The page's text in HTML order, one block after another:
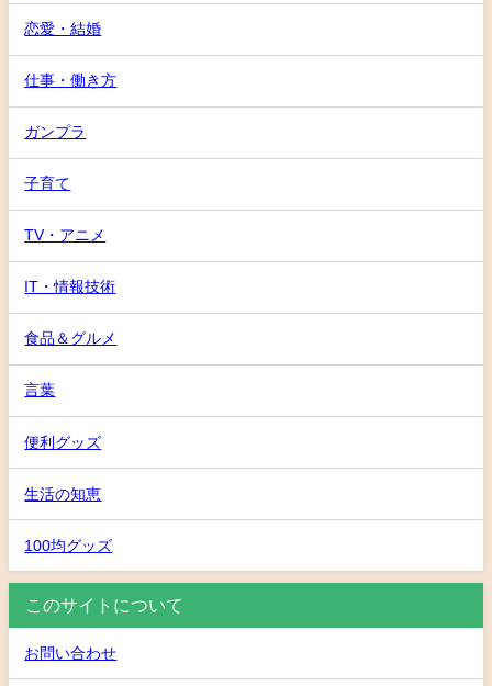
恋愛・結婚
仕事・働き方
ガンプラ
子育て
TV・アニメ
IT・情報技術
食品＆グルメ
言葉
便利グッズ
生活の知恵
100均グッズ
このサイトについて
お問い合わせ